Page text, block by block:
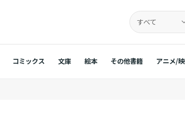
すべて
コミックス 文庫 絵本 その他書籍 アニメ/